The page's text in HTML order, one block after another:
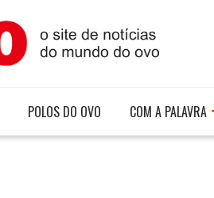
POLOS DO OVO COM A PALAVRA